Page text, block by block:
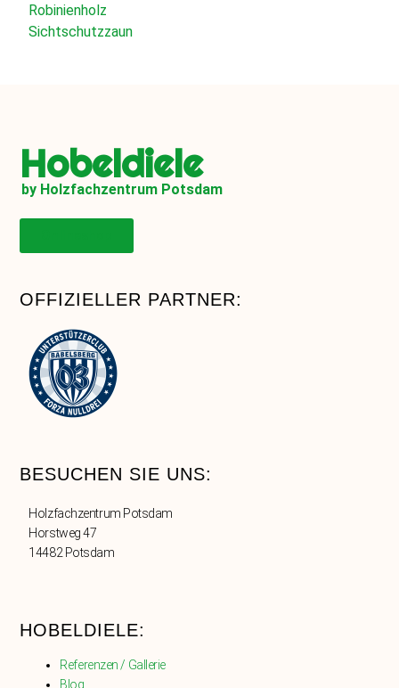
Robinienholz
Sichtschutzzaun
Hobeldiele
by Holzfachzentrum Potsdam
OFFIZIELLER PARTNER:
BESUCHEN SIE UNS:
Holzfachzentrum Potsdam
Horstweg 47
14482 Potsdam
HOBELDIELE:
Referenzen / Gallerie
Blog